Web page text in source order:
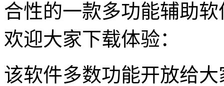
合性的一款多功能辅助
欢迎大家下载体验：
该软件多数功能开放给